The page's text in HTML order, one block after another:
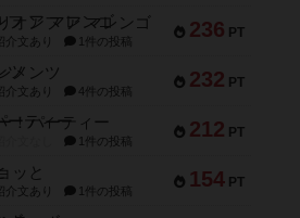
236 PT
オンフ ア マレンゴ
介文あり 1件の投稿
232 PT
メンツ
介文あり 4件の投稿
212 PT
！パーティー
1件の投稿
154 PT
ッと
介文あり 1件の投稿